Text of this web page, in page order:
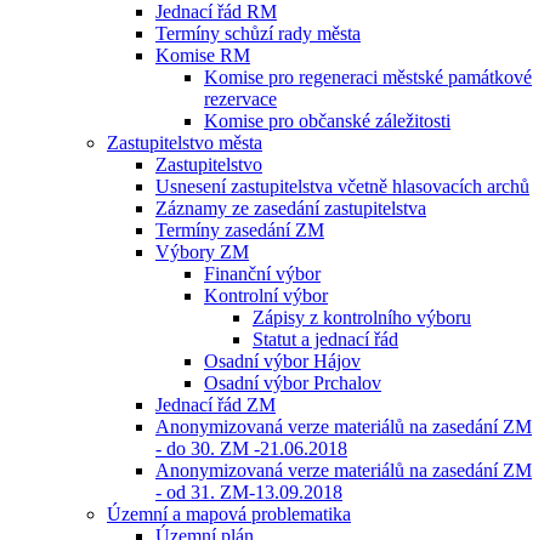
Jednací řád RM
Termíny schůzí rady města
Komise RM
Komise pro regeneraci městské památkové
rezervace
Komise pro občanské záležitosti
Zastupitelstvo města
Zastupitelstvo
Usnesení zastupitelstva včetně hlasovacích archů
Záznamy ze zasedání zastupitelstva
Termíny zasedání ZM
Výbory ZM
Finanční výbor
Kontrolní výbor
Zápisy z kontrolního výboru
Statut a jednací řád
Osadní výbor Hájov
Osadní výbor Prchalov
Jednací řád ZM
Anonymizovaná verze materiálů na zasedání ZM
- do 30. ZM -21.06.2018
Anonymizovaná verze materiálů na zasedání ZM
- od 31. ZM-13.09.2018
Územní a mapová problematika
Územní plán